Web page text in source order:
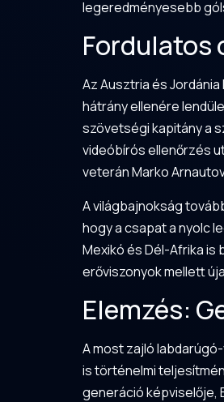
legeredményesebb
Fordulatos
Az Ausztria és
hátrány ellenére
szövetségi kapitány a
videóbírós ellenőrzés
veterán Marko
A világbajnokság
hogy a csapat a nyolc
Mexikó és Dél-Afrika is
erőviszonyok mellett
Elemzés:
A most zajló
is történelmi
generáció képviselője,